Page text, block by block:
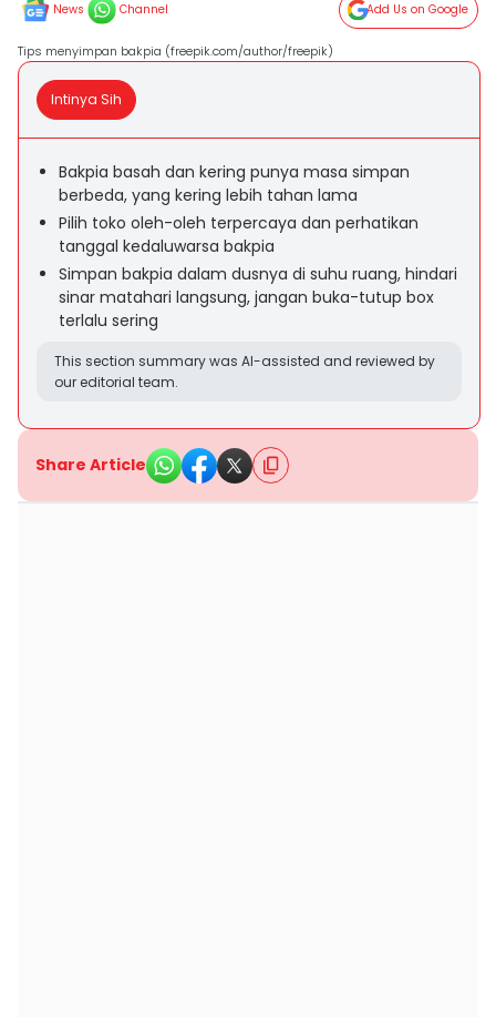
News Channel Add Us on Google
Tips menyimpan bakpia (freepik.com/author/freepik)
Intinya Sih
Bakpia basah dan kering punya masa simpan
berbeda, yang kering lebih tahan lama
Pilih toko oleh-oleh terpercaya dan perhatikan
tanggal kedaluwarsa bakpia
Simpan bakpia dalam dusnya di suhu ruang, hindari
sinar matahari langsung, jangan buka-tutup box
terlalu sering
This section summary was AI-assisted and reviewed by
our editorial team.
Share Article